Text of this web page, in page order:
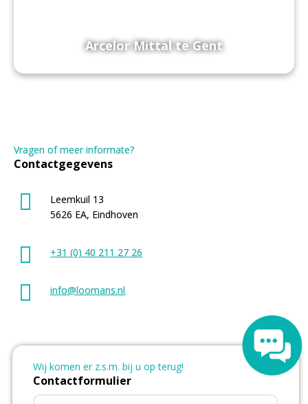
Arcelor Mittal te Gent
Arcelor Mittal te Gent
Vragen of meer informate?
Contactgegevens
Leemkuil 13
5626 EA, Eindhoven
+31 (0) 40 211 27 26
info@loomans.nl
Wij komen er z.s.m. bij u op terug!
Contactformulier